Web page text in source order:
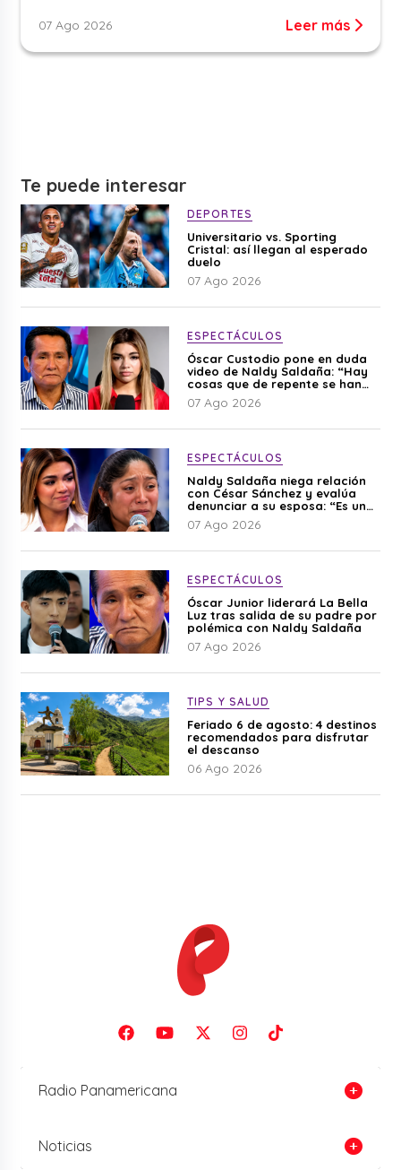
07 Ago 2026 Leer más
Te puede interesar
DEPORTES
Universitario vs. Sporting
Cristal: así llegan al esperado
duelo
07 Ago 2026
ESPECTÁCULOS
Óscar Custodio pone en duda
video de Naldy Saldaña: “Hay
cosas que de repente se han
editado”
07 Ago 2026
ESPECTÁCULOS
Naldy Saldaña niega relación
con César Sánchez y evalúa
denunciar a su esposa: “Es una
difamación”
07 Ago 2026
ESPECTÁCULOS
Óscar Junior liderará La Bella
Luz tras salida de su padre por
polémica con Naldy Saldaña
07 Ago 2026
TIPS Y SALUD
Feriado 6 de agosto: 4 destinos
recomendados para disfrutar
el descanso
06 Ago 2026
Radio Panamericana
Noticias